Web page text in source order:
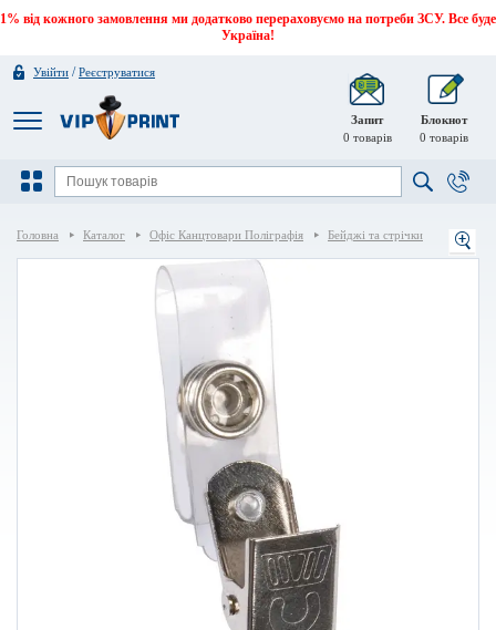
1% від кожного замовлення ми додатково перераховуємо на потреби ЗСУ. Все буде
Україна!
Увійти /Реєструватися
Запит
0 товарів
Блокнот
0 товарів
Головна Каталог Офіс Канцтовари Поліграфія Бейджі та стрічки